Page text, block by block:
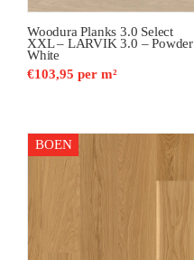
Woodura Planks 3.0 Select
XXL – LARVIK 3.0 – Powder
White
€103,95 per m²
BOEN